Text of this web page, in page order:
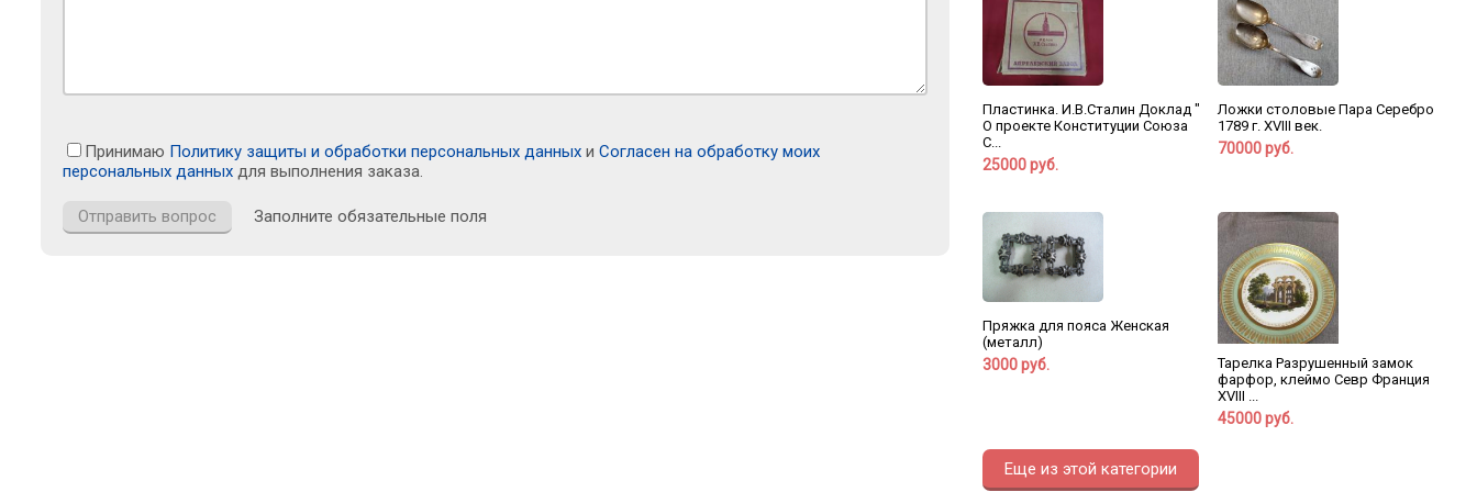
Принимаю Политику защиты и обработки персональных данных и Согласен на обработку моих
персональных данных для выполнения заказа.
Заполните обязательные поля
Пластинка. И.В.Сталин Доклад "
О проекте Конституции Союза
С...
25000 руб.
Ложки столовые Пара Серебро
1789 г. XVIII век.
70000 руб.
Пряжка для пояса Женская
(металл)
3000 руб.
Тарелка Разрушенный замок
фарфор, клеймо Севр Франция
XVIII ...
45000 руб.
Еще из этой категории